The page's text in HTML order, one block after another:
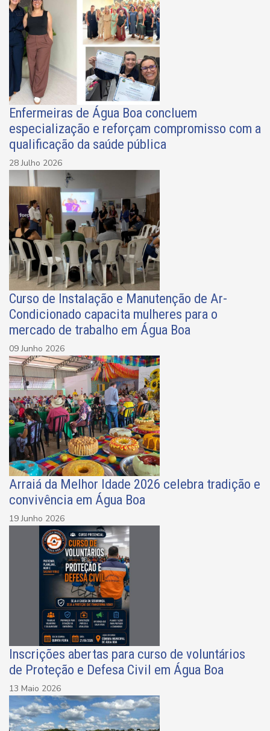
Enfermeiras de Água Boa concluem
especialização e reforçam compromisso com a
qualificação da saúde pública
28 Julho 2026
Curso de Instalação e Manutenção de Ar-
Condicionado capacita mulheres para o
mercado de trabalho em Água Boa
09 Junho 2026
Arraiá da Melhor Idade 2026 celebra tradição e
convivência em Água Boa
19 Junho 2026
Inscrições abertas para curso de voluntários
de Proteção e Defesa Civil em Água Boa
13 Maio 2026